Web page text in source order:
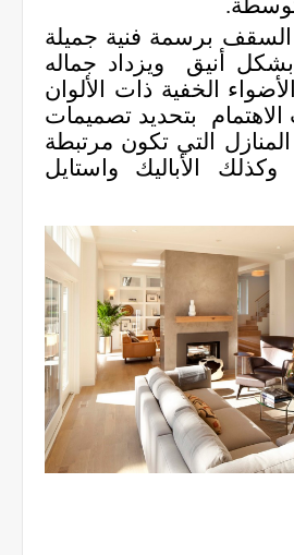
برسمة فنية جميلة
أنيق
ويزداد جماله
الخفية ذات الألوان
الاهتمام بتحديد تصميمات
التي تكون مرتبطة
الأباليك واستايل